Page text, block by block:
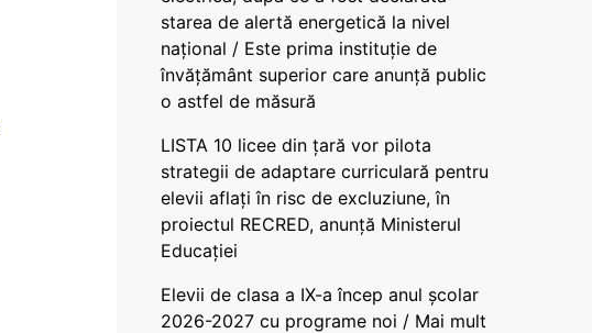
starea de alertă energetică la nivel
național / Este prima instituție de
învățământ superior care anunță public
o astfel de măsură
LISTA 10 licee din țară vor pilota
strategii de adaptare curriculară pentru
elevii aflați în risc de excluziune, în
proiectul RECRED, anunță Ministerul
Educației
Elevii de clasa a IX-a încep anul școlar
2026-2027 cu programe noi / Mai mult